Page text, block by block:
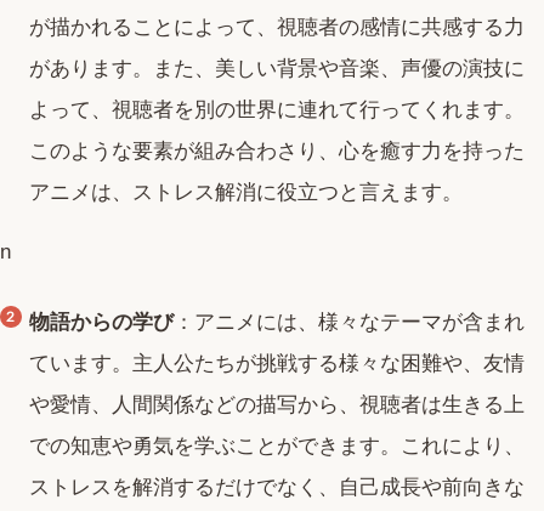
が描かれることによって、視聴者の感情に共感する力
があります。また、美しい背景や音楽、声優の演技に
よって、視聴者を別の世界に連れて行ってくれます。
このような要素が組み合わさり、心を癒す力を持った
アニメは、ストレス解消に役立つと言えます。
n
物語からの学び：アニメには、様々なテーマが含まれ
ています。主人公たちが挑戦する様々な困難や、友情
や愛情、人間関係などの描写から、視聴者は生きる上
での知恵や勇気を学ぶことができます。これにより、
ストレスを解消するだけでなく、自己成長や前向きな